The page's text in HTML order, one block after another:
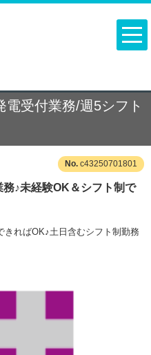
電受付業務/週5シフト
c43250701801
♪未経験OK＆シフト制で
ればOK♪土日含むシフト制勤務